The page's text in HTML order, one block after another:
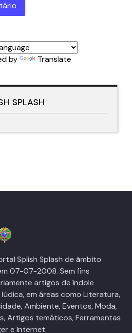
by Translate
SPLASH
Splish Splash de âmbito
07-07-2008. Sem fins
artigos de índole
em áreas como Literatura,
Ambiente, Eventos, Moda,
Artigos temáticos, Ferramentas
e Internet.